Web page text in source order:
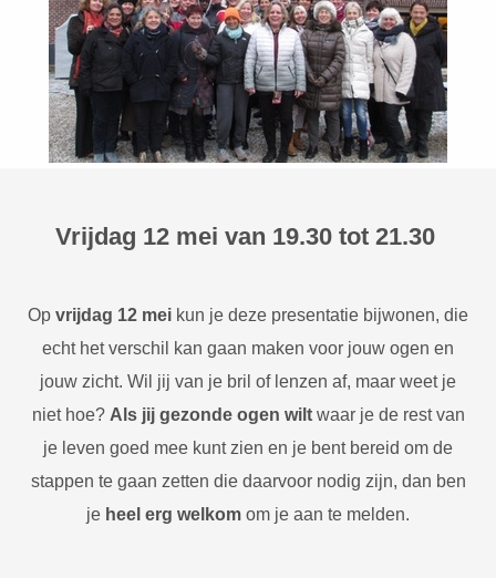
Vrijdag 12 mei van 19.30 tot 21.30
Op vrijdag 12 mei kun je deze presentatie bijwonen, die
echt het verschil kan gaan maken voor jouw ogen en
jouw zicht. Wil jij van je bril of lenzen af, maar weet je
niet hoe? Als jij gezonde ogen wiltwaar je de rest van
je leven goed mee kunt zien en je bent bereid om de
stappen te gaan zetten die daarvoor nodig zijn, dan ben
je heel erg welkom om je aan te melden.